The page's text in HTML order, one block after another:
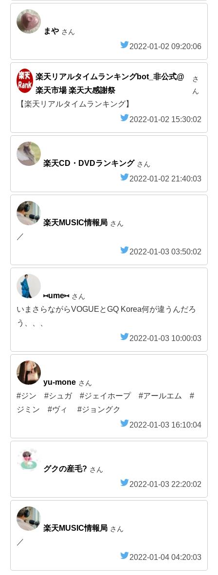
まや さん
2022-01-02 09:20:06
楽天リアルタイムランキングbot_非公式@
楽天市場 楽天大感謝祭
さ
ん
【楽天リアルタイムランキング】
2022-01-02 15:30:02
楽天CD・DVDランキング さん
2022-01-02 21:40:03
楽天MUSIC情報局 さん
／
2022-01-03 03:50:02
⑅ume⑅ さん
いまさらながらVOGUEとGQ Korea何が違うんだろ
う、、、
2022-01-03 10:00:03
yu-mone さん
#ジン #シュガ #ジェイホープ #アールエム #
ジミン #ヴィ #ジョングク
2022-01-03 16:10:04
グクの産毛? さん
2022-01-03 22:20:02
楽天MUSIC情報局 さん
／
2022-01-04 04:20:03